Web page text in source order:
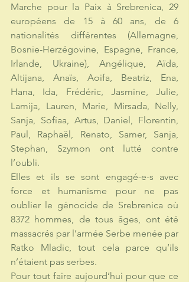
Marche pour la Paix à Srebrenica, 29
européens de 15 à 60 ans, de 6
nationalités différentes (Allemagne,
Bosnie-Herzégovine, Espagne, France,
Irlande, Ukraine), Angélique, Aïda,
Altijana, Anaïs, Aoifa, Beatriz, Ena,
Hana, Ida, Frédéric, Jasmine, Julie,
Lamija, Lauren, Marie, Mirsada, Nelly,
Sanja, Sofiaa, Artus, Daniel, Florentin,
Paul, Raphaël, Renato, Samer, Sanja,
Stephan, Szymon ont lutté contre
l’oubli.
Elles et ils se sont engagé-e-s avec
force et humanisme pour ne pas
oublier le génocide de Srebrenica où
8372 hommes, de tous âges, ont été
massacrés par l’armée Serbe menée par
Ratko Mladic, tout cela parce qu’ils
n’étaient pas serbes.
Pour tout faire aujourd’hui pour que ce